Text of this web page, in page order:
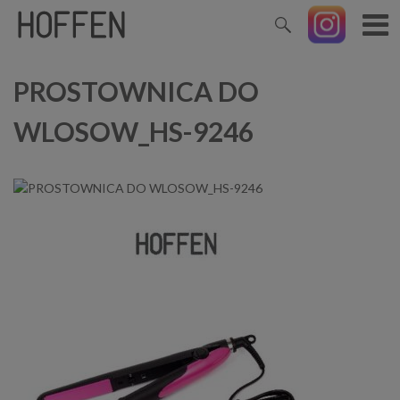
PROSTOWNICA DO
WLOSOW_HS-9246